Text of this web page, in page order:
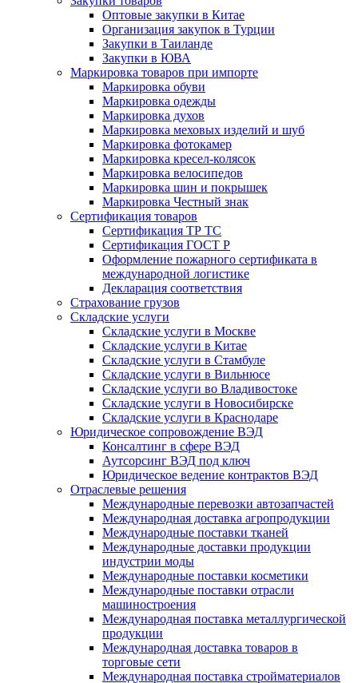
Оптовые закупки в Китае
Организация закупок в Турции
Закупки в Таиланде
Закупки в ЮВА
Маркировка товаров при импорте
Маркировка обуви
Маркировка одежды
Маркировка духов
Маркировка меховых изделий и шуб
Маркировка фотокамер
Маркировка кресел-колясок
Маркировка велосипедов
Маркировка шин и покрышек
Маркировка Честный знак
Сертификация товаров
Сертификация ТР ТС
Сертификация ГОСТ Р
Оформление пожарного сертификата в
международной логистике
Декларация соответствия
Страхование грузов
Складские услуги
Складские услуги в Москве
Складские услуги в Китае
Складские услуги в Стамбуле
Складские услуги в Вильнюсе
Складские услуги во Владивостоке
Складские услуги в Новосибирске
Складские услуги в Краснодаре
Юридическое сопровождение ВЭД
Консалтинг в сфере ВЭД
Аутсорсинг ВЭД под ключ
Юридическое ведение контрактов ВЭД
Отраслевые решения
Международные перевозки автозапчастей
Международная доставка агропродукции
Международные поставки тканей
Международные доставки продукции
индустрии моды
Международные поставки косметики
Международные поставки отрасли
машиностроения
Международная поставка металлургической
продукции
Международная доставка товаров в
торговые сети
Международная поставка стройматериалов